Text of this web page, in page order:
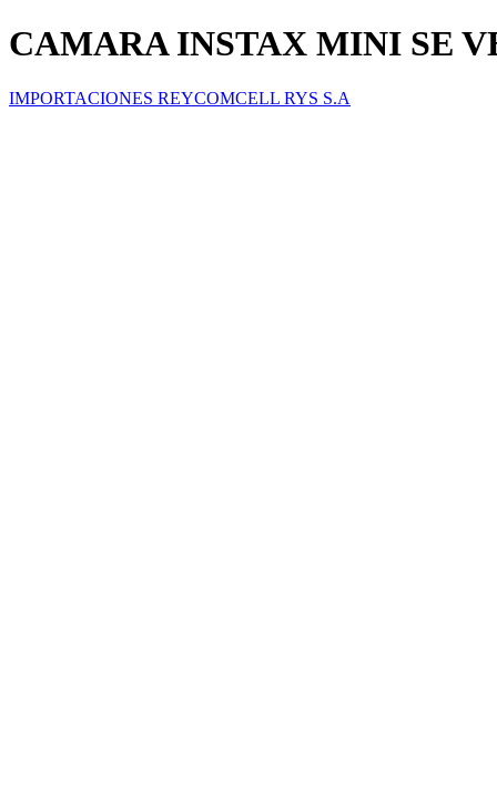
CAMARA INSTAX MINI SE
IMPORTACIONES REYCOMCELL RYS S.A